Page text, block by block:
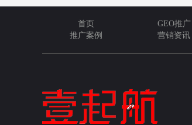
首页 GEO推广
推广案例
营销资讯